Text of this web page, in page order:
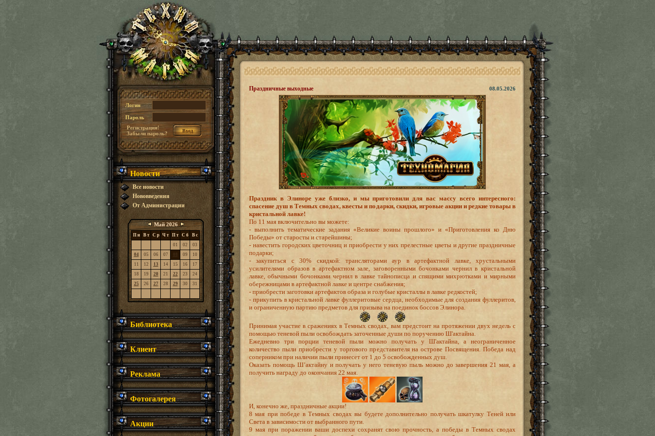
Логин
Пароль
Регистрация!
Забыли пароль?
Новости
Все новости
Нововведения
От Администрации
Май 2026
П н В т С р Ч т П т С б
В с
01
02
03
04
05 06 07 09
10
11
12 13 14 15 16
17
18
19 20 21 22 23
24
25
26 27 28 29 30 31
Библиотека
Клиент
Реклама
Фотогалерея
Акции
Праздничные выходные 08.05.2026
Праздник в Элиноре уже близко, и мы приготовили для вас массу всего интересного:
спасение душ в Темных сводах, квесты и подарки, скидки, игровые акции и редкие товары в
кристальной лавке!
По 11 мая включительно вы можете:
- выполнить тематические задания «Великие воины прошлого» и «Приготовления ко Дню
Победы» от старосты и старейшины;
- навестить городских цветочниц и приобрести у них прелестные цветы и другие праздничные
подарки;
- закупиться с 30% скидкой: трансляторами аур в артефактной лавке, хрустальными
усилителями образов в артефактном зале, заговоренными бочонками чернил в кристальной
лавке, обычными бочонками чернил в лавке тайнописца и спящими михрютками и мирными
обережницами в артефактной лавке и центре снабжения;
- приобрести заготовки артефактов образа и голубые кристаллы в лавке редкостей;
- прикупить в кристальной лавке фуллеритовые сердца, необходимые для создания фуллеритов,
и ограниченную партию предметов для призыва на поединок боссов Элинора.
Принимая участие в сражениях в Темных сводах, вам предстоит на протяжении двух недель с
помощью теневой пыли освобождать заточенные души по поручению Ш'актайна.
Ежедневно три порции теневой пыли можно получать у Ш'актайна, а неограниченное
количество пыли приобрести у торгового представителя на острове Посвящения. Победа над
соперником при наличии пыли принесет от 1 до 5 освобожденных душ.
Оказать помощь Ш’актайну и получать у него теневую пыль можно до завершения 21 мая, а
получить награду до окончания 22 мая.
И, конечно же, праздничные акции!
8 мая при победе в Темных сводах вы будете дополнительно получать шкатулку Теней или
Света в зависимости от выбранного пути.
9 мая при поражении ваши доспехи сохранят свою прочность, а победы в Темных сводах